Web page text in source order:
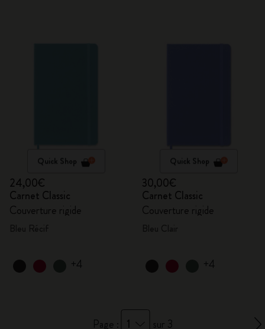
Quick Shop
24,00€
Carnet Classic
Couverture rigide
+4
Quick Shop
30,00€
Carnet Classic
Couverture rigide
+4
Page : 1 sur 3